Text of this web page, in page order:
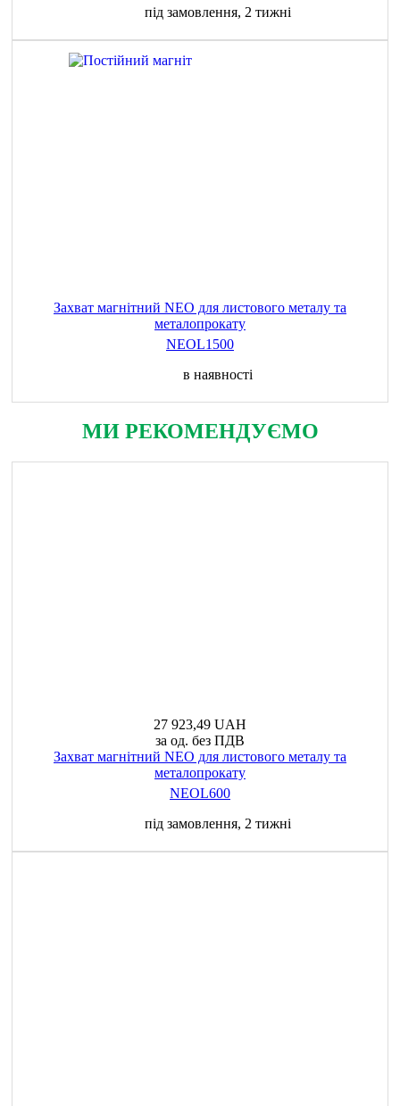
під замовлення, 2 тижні
Захват магнітний NEO для листового металу та
металопрокату
NEOL1500
в наявності
МИ РЕКОМЕНДУЄМО
27 923,49 UAH
за од. без ПДВ
Захват магнітний NEO для листового металу та
металопрокату
NEOL600
під замовлення, 2 тижні